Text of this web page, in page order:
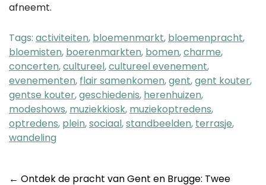
afneemt.
Tags: activiteiten, bloemenmarkt, bloemenpracht,
bloemisten, boerenmarkten, bomen,charme,
concerten,cultureel,cultureel evenement,
evenementen, flair samenkomen,gent,gent kouter,
gentse kouter,geschiedenis, herenhuizen,
modeshows, muziekkiosk, muziekoptredens,
optredens, plein,sociaal,standbeelden, terrasje,
wandeling
← Ontdek de pracht van Gent en Brugge: Twee